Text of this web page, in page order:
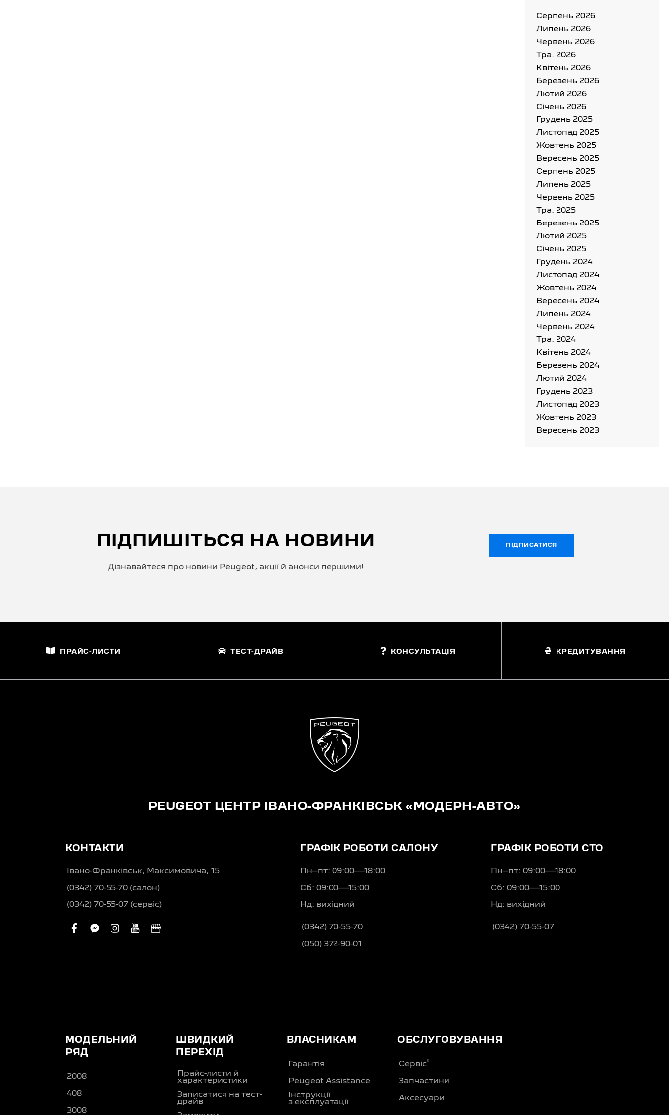
Серпень 2026
Липень 2026
Червень 2026
Тра. 2026
Квітень 2026
Березень 2026
Лютий 2026
Cічень 2026
Грудень 2025
Листопад 2025
Жовтень 2025
Вересень 2025
Серпень 2025
Липень 2025
Червень 2025
Тра. 2025
Березень 2025
Лютий 2025
Cічень 2025
Грудень 2024
Листопад 2024
Жовтень 2024
Вересень 2024
Липень 2024
Червень 2024
Тра. 2024
Квітень 2024
Березень 2024
Лютий 2024
Грудень 2023
Листопад 2023
Жовтень 2023
Вересень 2023
ПІДПИШІТЬСЯ НА НОВИНИ
Дізнавайтеся про новини Peugeot, акції й анонси першими!
ПІДПИСАТИСЯ
ПРАЙС-ЛИСТИ ТЕСТ-ДРАЙВ КОНСУЛЬТАЦІЯ КРЕДИТУВАННЯ
PEUGEOT ЦЕНТР ІВАНО-ФРАНКІВСЬК «МОДЕРН-АВТО»
КОНТАКТИ
Івано-Франківськ, Максимовича, 15
(0342) 70-55-70 (салон)
(0342) 70-55-07 (сервіс)
facebook
facebook-
instagram
youtube
business
ГРАФІК РОБОТИ САЛОНУ
Пн–пт: 09:00—18:00
Сб: 09:00—15:00
Нд: вихідний
(0342) 70-55-70
(050) 372-90-01
ГРАФІК РОБОТИ СТО
Пн–пт: 09:00—18:00
Сб: 09:00—15:00
Нд: вихідний
(0342) 70-55-07
МОДЕЛЬНИЙ
РЯД
2008
408
3008
ШВИДКИЙ
ПЕРЕХІД
Прайс-листи й
характеристики
Записатися на тест-
драйв
ВЛАСНИКАМ
Гарантія
Peugeot Assistance
Інструкції
з експлуатації
ОБСЛУГОВУВАННЯ
Сервіс®
Запчастини
Аксесуари